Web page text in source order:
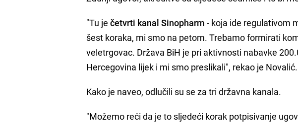
"Tu ječetvrti kanal Sinopharm - koja ide regulativom
šest koraka, mi smo na petom. Trebamo formirati
veletrgovac. Država BiH je pri aktivnosti nabavke
Hercegovina lijek i mi smo preslikali", rekao je Novalić.
Kako je naveo, odlučili su se za tri državna kanala.
"Možemo reći da je to sljedeći korak potpisivanje